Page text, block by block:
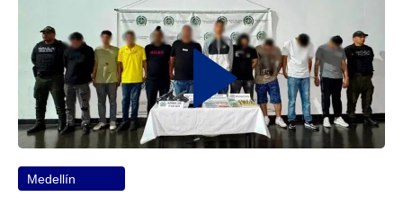
Medellín